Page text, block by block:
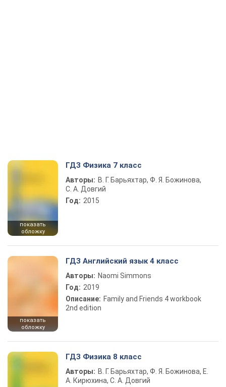
показать
обложку
ГДЗ Физика 7 класс
Авторы: В. Г. Барьяхтар, Ф. Я. Божинова,
С. А. Довгий
Год: 2015
показать
обложку
ГДЗ Английский язык 4 класс
Авторы: Naomi Simmons
Год: 2019
Описание: Family and Friends 4 workbook
2nd edition
ГДЗ Физика 8 класс
Авторы: В. Г. Барьяхтар, Ф. Я. Божинова, Е.
А. Кирюхина, С. А. Довгий